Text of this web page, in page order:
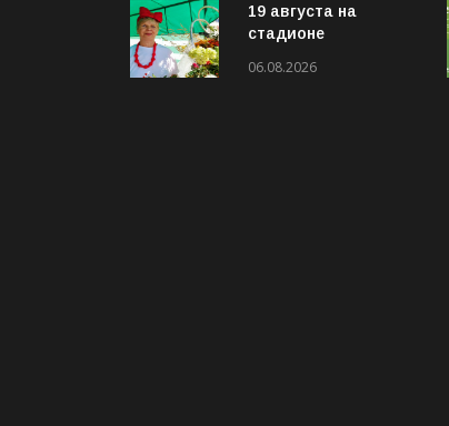
Волховском районе
19 августа на
стадионе
пройдёт конкурс
06.08.2026